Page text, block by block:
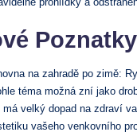
Poznatky
na zahradě po zimě:
téma možná zní jako
velký dopad na zdraví
vašeho venkovního